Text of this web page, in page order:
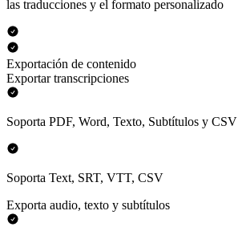
las traducciones y el formato personalizado
Exportación de contenido
Exportar transcripciones
Soporta PDF, Word, Texto, Subtítulos y CSV
Soporta Text, SRT, VTT, CSV
Exporta audio, texto y subtítulos